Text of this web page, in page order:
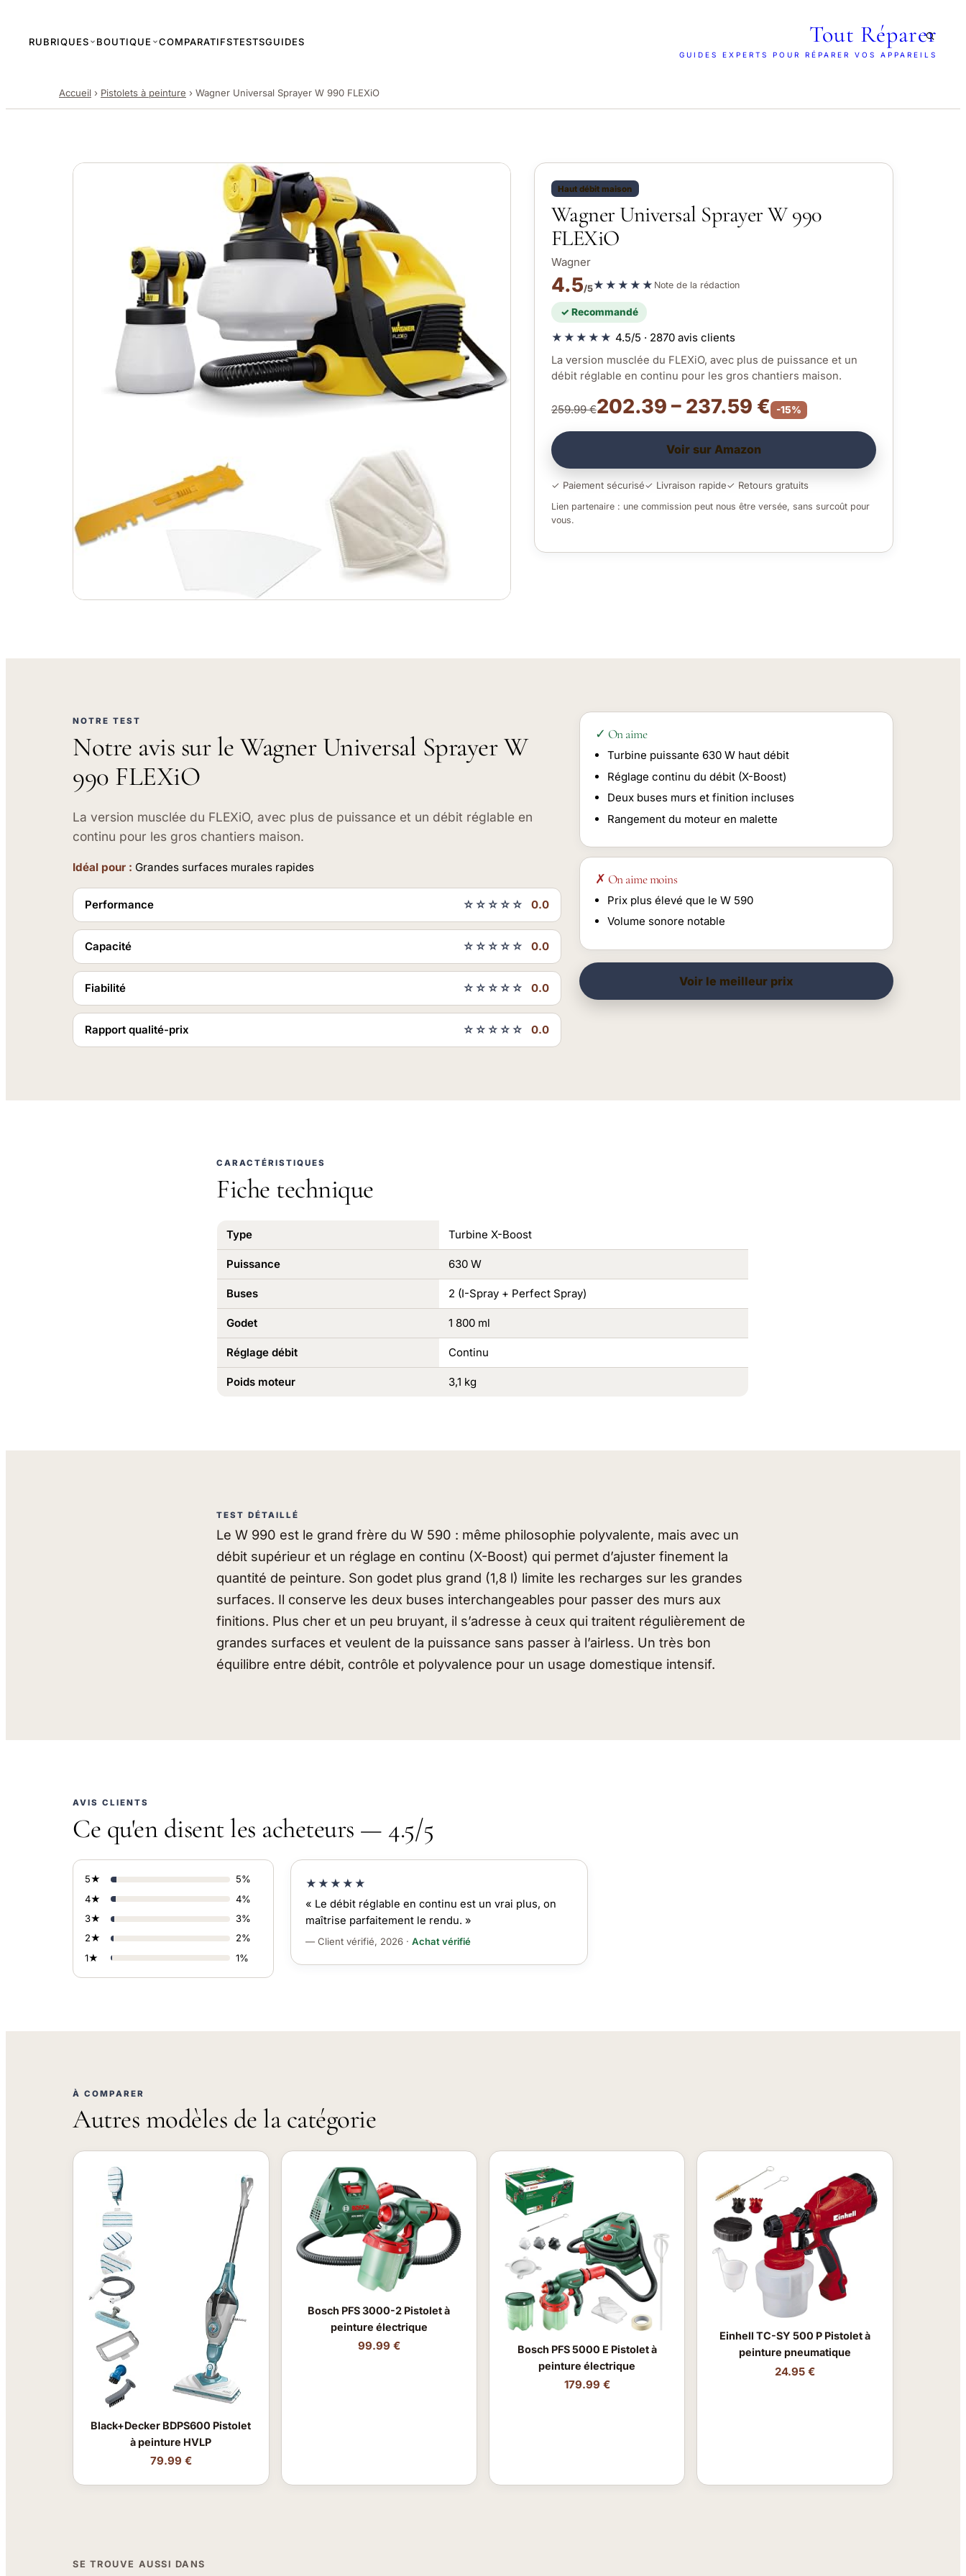
RUBRIQUES BOUTIQUE COMPARATIFSTESTSGUIDES Tout Réparer
GUIDES EXPERTS POUR RÉPARER VOS APPAREILS
Accueil › Pistolets à peinture › Wagner Universal Sprayer W 990 FLEXiO
Haut débit maison
Wagner Universal Sprayer W 990
FLEXiO
Wagner
4.5/5★★★★★ Note de la rédaction
✓ Recommandé
★★★★★ 4.5/5 · 2870 avis clients
La version musclée du FLEXiO, avec plus de puissance et un
débit réglable en continu pour les gros chantiers maison.
259.99 €202.39 – 237.59 € -15%
Voir sur Amazon
✓ Paiement sécurisé✓ Livraison rapide✓ Retours gratuits
Lien partenaire : une commission peut nous être versée, sans surcoût pour
vous.
NOTRE TEST
Notre avis sur le Wagner Universal Sprayer W
990 FLEXiO
La version musclée du FLEXiO, avec plus de puissance et un débit réglable en
continu pour les gros chantiers maison.
Idéal pour : Grandes surfaces murales rapides
Performance ☆☆☆☆☆ 0.0
Capacité ☆☆☆☆☆ 0.0
Fiabilité ☆☆☆☆☆ 0.0
Rapport qualité-prix ☆☆☆☆☆ 0.0
✓ On aime
Turbine puissante 630 W haut débit
Réglage continu du débit (X-Boost)
Deux buses murs et finition incluses
Rangement du moteur en malette
✗ On aime moins
Prix plus élevé que le W 590
Volume sonore notable
Voir le meilleur prix
CARACTÉRISTIQUES
Fiche technique
Type Turbine X-Boost
Puissance 630 W
Buses 2 (I-Spray + Perfect Spray)
Godet 1 800 ml
Réglage débit Continu
Poids moteur 3,1 kg
TEST DÉTAILLÉ
Le W 990 est le grand frère du W 590 : même philosophie polyvalente, mais avec un
débit supérieur et un réglage en continu (X-Boost) qui permet d’ajuster finement la
quantité de peinture. Son godet plus grand (1,8 l) limite les recharges sur les grandes
surfaces. Il conserve les deux buses interchangeables pour passer des murs aux
finitions. Plus cher et un peu bruyant, il s’adresse à ceux qui traitent régulièrement de
grandes surfaces et veulent de la puissance sans passer à l’airless. Un très bon
équilibre entre débit, contrôle et polyvalence pour un usage domestique intensif.
AVIS CLIENTS
Ce qu'en disent les acheteurs — 4.5/5
5★
5%
4★
4%
3★
3%
2★
2%
1★
1%
★★★★★
« Le débit réglable en continu est un vrai plus, on
maîtrise parfaitement le rendu. »
— Client vérifié, 2026 ·Achat vérifié
À COMPARER
Autres modèles de la catégorie
Black+Decker BDPS600 Pistolet
à peinture HVLP
79.99 €
Bosch PFS 3000-2 Pistolet à
peinture électrique
99.99 €
Bosch PFS 5000 E Pistolet à
peinture électrique
179.99 €
Einhell TC-SY 500 P Pistolet à
peinture pneumatique
24.95 €
SE TROUVE AUSSI DANS